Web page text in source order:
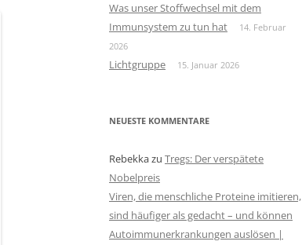
Was unser Stoffwechsel mit dem
Immunsystem zu tun hat
14. Februar
2026
Lichtgruppe 15. Januar 2026
NEUESTE KOMMENTARE
Rebekkazu Tregs: Der verspätete
Nobelpreis
Viren, die menschliche Proteine imitieren,
sind häufiger als gedacht – und können
Autoimmunerkrankungen auslösen |